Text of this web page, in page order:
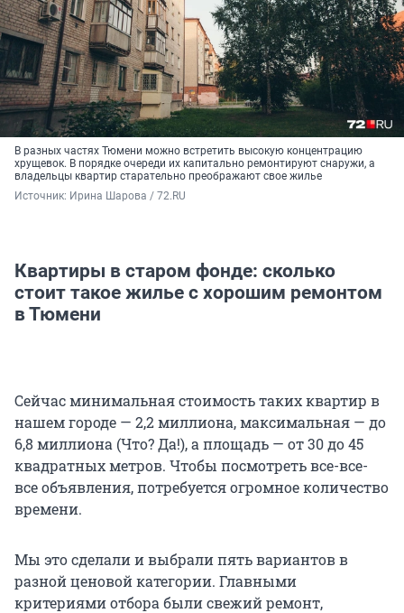
В разных частях Тюмени можно встретить высокую концентрацию
хрущевок. В порядке очереди их капитально ремонтируют снаружи, а
владельцы квартир старательно преображают свое жилье
Источник: Ирина Шарова / 72.RU
Квартиры в старом фонде: сколько
стоит такое жилье с хорошим ремонтом
в Тюмени
Сейчас минимальная стоимость таких квартир в
нашем городе — 2,2 миллиона, максимальная — до
6,8 миллиона (Что? Да!), а площадь — от 30 до 45
квадратных метров. Чтобы посмотреть все-все-
все объявления, потребуется огромное количество
времени.
Мы это сделали и выбрали пять вариантов в
разной ценовой категории. Главными
критериями отбора были свежий ремонт,